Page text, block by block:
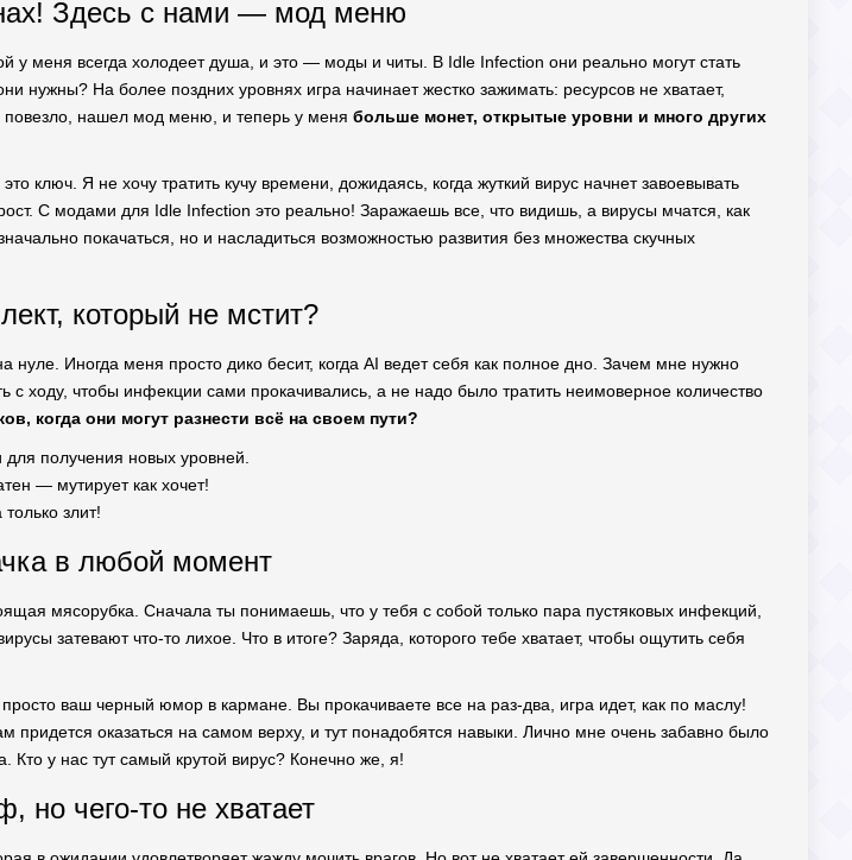
Здесь с нами — мод меню
у меня всегда холодеет душа, и это — моды и читы. В Idle Infection они реально могут стать
нужны? На более поздних уровнях игра начинает жестко зажимать: ресурсов не хватает,
нашел мод меню, и теперь у меня больше монет, открытые уровни и много других
ключ. Я не хочу тратить кучу времени, дожидаясь, когда жуткий вирус начнет завоевывать
С модами для Idle Infection это реально! Заражаешь все, что видишь, а вирусы мчатся, как
покачаться, но и насладиться возможностью развития без множества скучных
который не мстит?
нуле. Иногда меня просто дико бесит, когда AI ведет себя как полное дно. Зачем мне нужно
с ходу, чтобы инфекции сами прокачивались, а не надо было тратить неимоверное количество
когда они могут разнести всё на своем пути?
получения новых уровней.
— мутирует как хочет!
злит!
в любой момент
мясорубка. Сначала ты понимаешь, что у тебя с собой только пара пустяковых инфекций,
затевают что-то лихое. Что в итоге? Заряда, которого тебе хватает, чтобы ощутить себя
ваш черный юмор в кармане. Вы прокачиваете все на раз-два, игра идет, как по маслу!
придется оказаться на самом верху, и тут понадобятся навыки. Лично мне очень забавно было
Кто у нас тут самый крутой вирус? Конечно же, я!
но чего-то не хватает